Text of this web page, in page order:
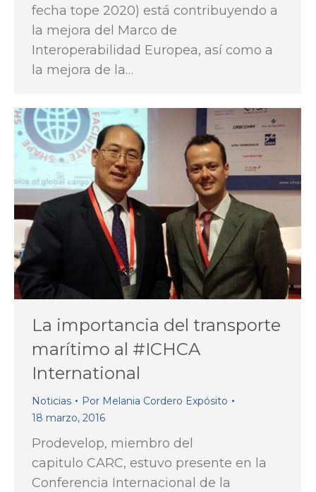
fecha tope 2020) está contribuyendo a
la mejora del Marco de
Interoperabilidad Europea, así como a
la mejora de la…
La importancia del transporte
marítimo al #ICHCA
International
Noticias Por Melania Cordero Expósito
18 marzo, 2016
Prodevelop, miembro del
capitulo CARC, estuvo presente en la
Conferencia Internacional de la